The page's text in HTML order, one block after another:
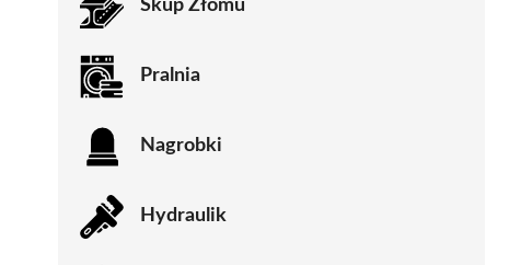
Skup Złomu
Pralnia
Nagrobki
Hydraulik